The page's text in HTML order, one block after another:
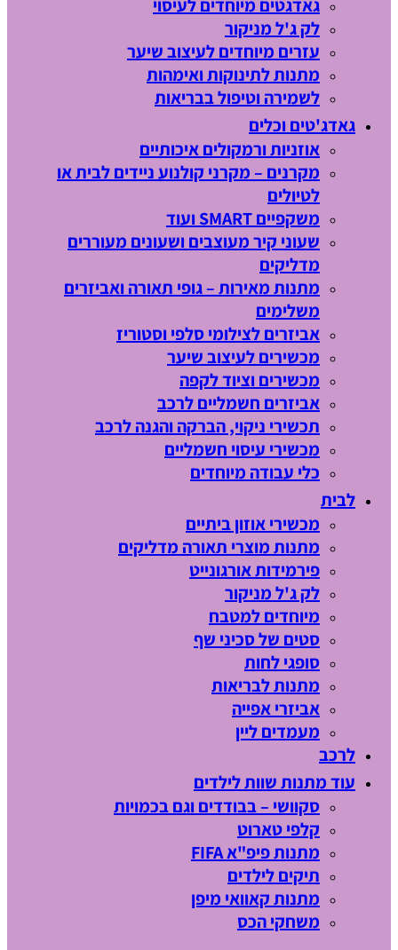
גאדגטים מיוחדים לעיסוי
לק ג'ל מניקור
עזרים מיוחדים לעיצוב שיער
מתנות לתינוקות ואימהות
לשמירה וטיפול בבריאות
גאדג'טים וכלים
אוזניות ורמקולים איכותיים
מקרנים – מקרני קולנוע ניידים לבית או
לטיולים
משקפיים SMART ועוד
שעוני קיר מעוצבים ושעונים מעוררים
מדליקים
מתנות מאירות – גופי תאורה ואביזרים
משלימים
אביזרים לצילומי סלפי וסטוריז
מכשירים לעיצוב שיער
מכשירים וציוד לקפה
אביזרים חשמליים לרכב
תכשירי ניקוי, הברקה והגנה לרכב
מכשירי עיסוי חשמליים
כלי עבודה מיוחדים
לבית
מכשירי אוזון ביתיים
מתנות מוצרי תאורה מדליקים
פירמידות אורגונייט
לק ג'ל מניקור
מיוחדים למטבח
סטים של סכיני שף
סופגי לחות
מתנות לבריאות
אביזרי אפייה
מעמדים ליין
לרכב
עוד מתנות שוות לילדים
סקוושי – בבודדים וגם בכמויות
קלפי טארוט
מתנות פיפ"א FIFA
תיקים לילדים
מתנות קאוואי מיפן
משחקי הכס